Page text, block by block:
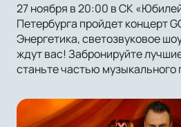
27 ноября в 20:00 в СК
Петербурга пройдет концерт
Энергетика, светозвуковое
ждут вас! Забронируйте
станьте частью музыкального